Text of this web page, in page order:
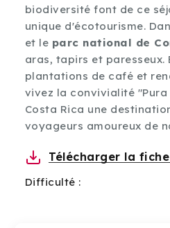
biodiversité font de ce
unique d'écotourisme.
et le parc national de
aras, tapirs et paresseux.
plantations de café et
vivez la convivialité
Costa Rica une
voyageurs amoureux de
Télécharger la
Difficulté :